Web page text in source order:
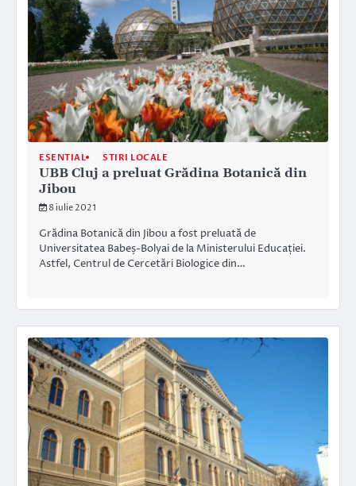
ESENTIAL STIRI LOCALE
UBB Cluj a preluat Grădina Botanică din
Jibou
8 iulie 2021
Grădina Botanică din Jibou a fost preluată de
Universitatea Babeș-Bolyai de la Ministerului Educației.
Astfel, Centrul de Cercetări Biologice din…